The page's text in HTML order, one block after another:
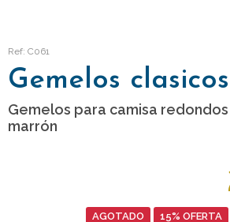
Ref: C061
Gemelos
Gemelos para camisa
marrón
AGOTADO 15% OFERTA